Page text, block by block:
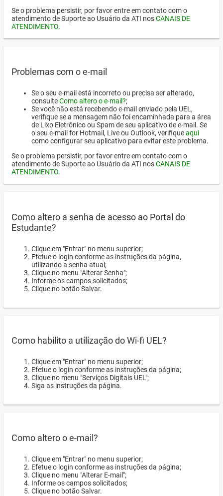
Se o problema persistir, por favor entre em contato com o
atendimento de Suporte ao Usuário da ATI nosCANAIS DE
ATENDIMENTO.
Problemas com o e-mail
Se o seu e-mail está incorreto ou precisa ser alterado,
consulteComo altero o e-mail?;
Se você não está recebendo e-mail enviado pela UEL,
verifique se a mensagem não foi encaminhada para a área
de Lixo Eletrônico ou Spam de seu aplicativo de e-mail. Se
o seu e-mail for Hotmail, Live ou Outlook, verifiqueaqui
como configurar seu aplicativo para evitar este problema.
Se o problema persistir, por favor entre em contato com o
atendimento de Suporte ao Usuário da ATI nosCANAIS DE
ATENDIMENTO.
Como altero a senha de acesso ao Portal do
Estudante?
Clique em "Entrar" no menu superior;
Efetue o login conforme as instruções da página,
utilizando a senha atual;
Clique no menu "Alterar Senha";
Informe os campos solicitados;
Clique no botão Salvar.
Como habilito a utilização do Wi-fi UEL?
Clique em "Entrar" no menu superior;
Efetue o login conforme as instruções da página;
Clique no menu "Serviços Digitais UEL";
Siga as instruções da página.
Como altero o e-mail?
Clique em "Entrar" no menu superior;
Efetue o login conforme as instruções da página;
Clique no menu "Alterar E-mail";
Informe os campos solicitados;
Clique no botão Salvar.